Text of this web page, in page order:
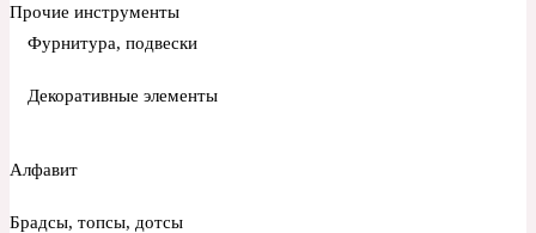
Прочие инструменты
Фурнитура, подвески
Декоративные элементы
Алфавит
Брадсы, топсы, дотсы